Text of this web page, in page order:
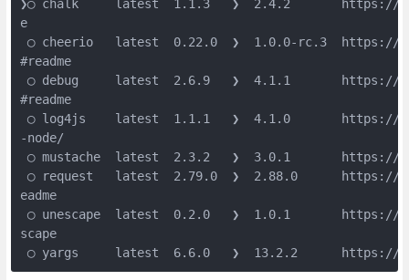
❯◯ chalk     latest  1.1.3   ❯  2.4.2       https://
e
◯ cheerio   latest  0.22.0  ❯  1.0.0-rc.3  https://
#readme
◯ debug     latest  2.6.9   ❯  4.1.1       https://
#readme
◯ log4js    latest  1.1.1   ❯  4.1.0       https://
-node/
◯ mustache  latest  2.3.2   ❯  3.0.1       https://
◯ request   latest  2.79.0  ❯  2.88.0      https://
eadme
◯ unescape  latest  0.2.0   ❯  1.0.1       https://
scape
◯ yargs     latest  6.6.0   ❯  13.2.2      https://